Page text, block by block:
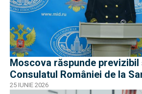
Moscova răspunde previzibil
Consulatul României de la
25 IUNIE 2026